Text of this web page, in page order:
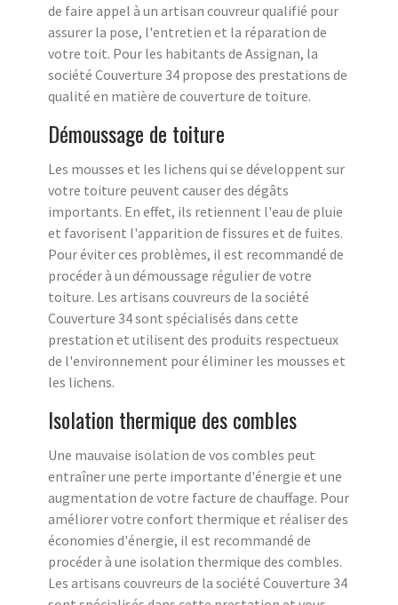
de faire appel à un artisan couvreur qualifié pour
assurer la pose, l'entretien et la réparation de
votre toit. Pour les habitants de Assignan, la
société Couverture 34 propose des prestations de
qualité en matière de couverture de toiture.
Démoussage de toiture
Les mousses et les lichens qui se développent sur
votre toiture peuvent causer des dégâts
importants. En effet, ils retiennent l'eau de pluie
et favorisent l'apparition de fissures et de fuites.
Pour éviter ces problèmes, il est recommandé de
procéder à un démoussage régulier de votre
toiture. Les artisans couvreurs de la société
Couverture 34 sont spécialisés dans cette
prestation et utilisent des produits respectueux
de l'environnement pour éliminer les mousses et
les lichens.
Isolation thermique des combles
Une mauvaise isolation de vos combles peut
entraîner une perte importante d'énergie et une
augmentation de votre facture de chauffage. Pour
améliorer votre confort thermique et réaliser des
économies d'énergie, il est recommandé de
procéder à une isolation thermique des combles.
Les artisans couvreurs de la société Couverture 34